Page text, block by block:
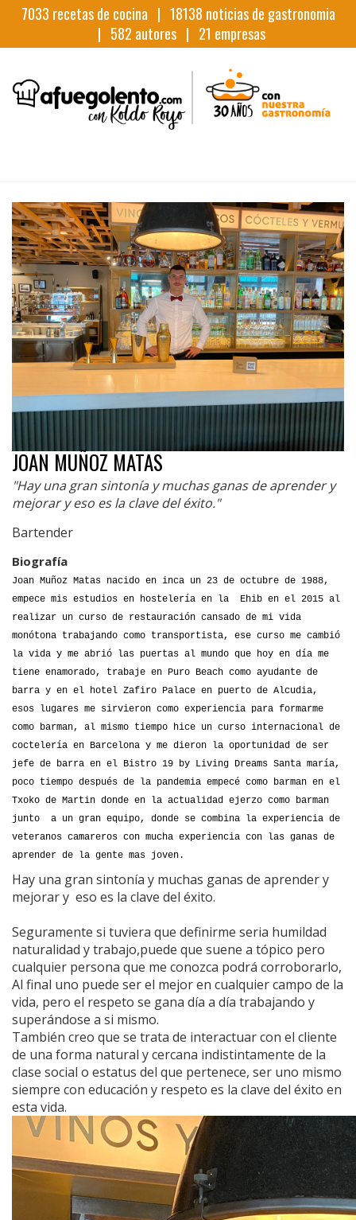
7033 recetas de cocina | 18138 noticias de gastronomia
| 582 autores | 21 empresas
JOAN MUÑOZ MATAS
"Hay una gran sintonía y muchas ganas de aprender y
mejorar y eso es la clave del éxito."
Bartender
Biografía
Joan Muñoz Matas nacido en inca un 23 de octubre de 1988,
empece mis estudios en hostelería en la Ehib en el 2015 al
realizar un curso de restauración cansado de mi vida
monótona trabajando como transportista, ese curso me cambió
la vida y me abrió las puertas al mundo que hoy en día me
tiene enamorado, trabaje en Puro Beach como ayudante de
barra y en el hotel Zafiro Palace en puerto de Alcudia,
esos lugares me sirvieron como experiencia para formarme
como barman, al mismo tiempo hice un curso internacional de
coctelería en Barcelona y me dieron la oportunidad de ser
jefe de barra en el Bistro 19 by Living Dreams Santa maría,
poco tiempo después de la pandemia empecé como barman en el
Txoko de Martin donde en la actualidad ejerzo como barman
junto a un gran equipo, donde se combina la experiencia de
veteranos camareros con mucha experiencia con las ganas de
aprender de la gente mas joven.
Hay una gran sintonía y muchas ganas de aprender y
mejorar y eso es la clave del éxito.
Seguramente si tuviera que definirme seria humildad
naturalidad y trabajo,puede que suene a tópico pero
cualquier persona que me conozca podrá corroborarlo,
Al final uno puede ser el mejor en cualquier campo de la
vida, pero el respeto se gana día a día trabajando y
superándose a si mismo.
También creo que se trata de interactuar con el cliente
de una forma natural y cercana indistintamente de la
clase social o estatus del que pertenece, ser uno mismo
siempre con educación y respeto es la clave del éxito en
esta vida.